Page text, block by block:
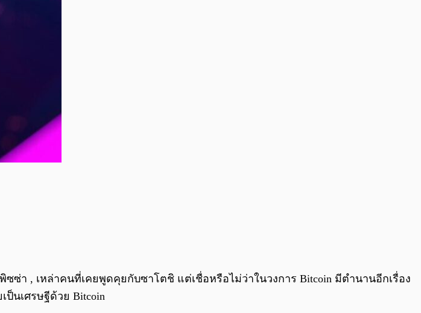
0:00
ซ่า , เหล่าคนที่เคยพูดคุยกับซาโตชิ แต่เชื่อหรือไม่ว่าในวงการ Bitcoin มีตำนานอีกเรื่อง
ป็นเศรษฐีด้วย Bitcoin